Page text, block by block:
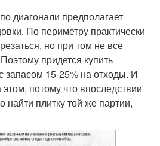
диагонали предполагает
По периметру практически
но при том не все
придется купить
запасом 15-25% на отходы. И
потому что впоследствии
найти плитку той же партии,